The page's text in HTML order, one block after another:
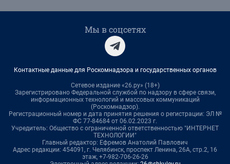
Мы в соцсетях
Контактные данные для Роскомнадзора и государственных органов
Сетевое издание «26.ру» (18+)
Зарегистрировано Федеральной службой по надзору в сфере связи,
информационных технологий и массовых коммуникаций
(Роскомнадзор).
Регистрационный номер и дата принятия решения о регистрации: ЭЛ №
ФС 77-84684 от 06.02.2023 г.
Учредитель: Общество с ограниченной ответственностью "ИНТЕРНЕТ
ТЕХНОЛОГИИ"
Главный редактор: Ефремов Анатолий Павлович
Адрес редакции: 454091, г. Челябинск, проспект Ленина, 26А, стр.2, 16
этаж, +7-982-706-26-26